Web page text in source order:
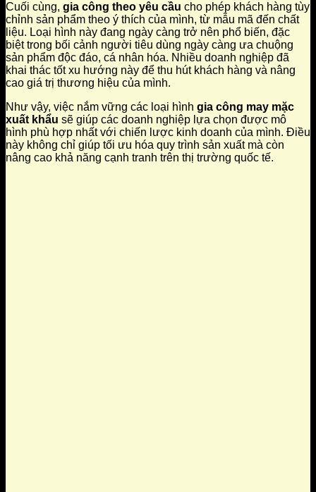
Cuối cùng, gia công theo yêu cầu cho phép khách hàng tùy
chỉnh sản phẩm theo ý thích của mình, từ mẫu mã đến chất
liệu. Loại hình này đang ngày càng trở nên phổ biến, đặc
biệt trong bối cảnh người tiêu dùng ngày càng ưa chuộng
sản phẩm độc đáo, cá nhân hóa. Nhiều doanh nghiệp đã
khai thác tốt xu hướng này để thu hút khách hàng và nâng
cao giá trị thương hiệu của mình.
Như vậy, việc nắm vững các loại hình gia công may mặc
xuất khẩu sẽ giúp các doanh nghiệp lựa chọn được mô
hình phù hợp nhất với chiến lược kinh doanh của mình. Điều
này không chỉ giúp tối ưu hóa quy trình sản xuất mà còn
nâng cao khả năng cạnh tranh trên thị trường quốc tế.